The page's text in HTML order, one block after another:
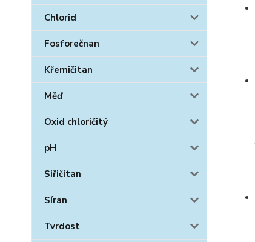
Chlorid
Fosforečnan
Křemičitan
Měď
Oxid chloričitý
pH
Siřičitan
Síran
Tvrdost